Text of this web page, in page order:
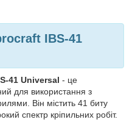
IBS-41
41 Universal - це
для використання з
Він містить 41 биту
спектр кріпильних робіт.